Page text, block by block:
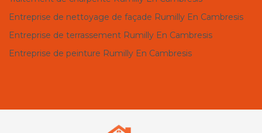
Entreprise de nettoyage de façade Rumilly En Cambresis
Entreprise de terrassement Rumilly En Cambresis
Entreprise de peinture Rumilly En Cambresis